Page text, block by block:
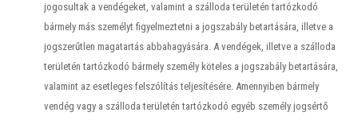
jogosultak a vendégeket, valamint a szálloda területén tartózkodó
bármely más személyt figyelmeztetni a jogszabály betartására, illetve a
jogszerűtlen magatartás abbahagyására. A vendégek, illetve a szálloda
területén tartózkodó bármely személy köteles a jogszabály betartására,
valamint az esetleges felszólítás teljesítésére. Amennyiben bármely
vendég vagy a szálloda területén tartózkodó egyéb személy jogsértő